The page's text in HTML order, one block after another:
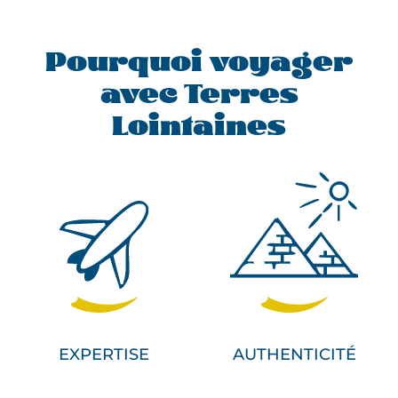
Pourquoi voyager
avec Terres
Lointaines
EXPERTISE AUTHENTICITÉ